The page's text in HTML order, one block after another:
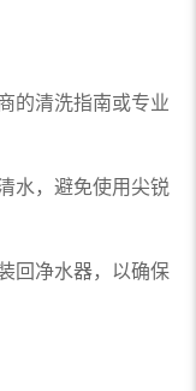
清洗指南或专业
，避免使用尖锐
净水器，以确保